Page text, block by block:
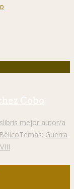
Cobo
mejor autor/a
BélicoTemas: Guerra